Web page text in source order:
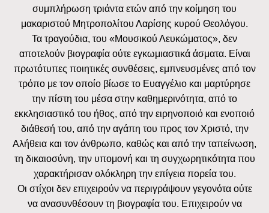
συμπλήρωση τριάντα ετών από την κοίμηση του
μακαριστού Μητροπολίτου Λαρίσης κυρού Θεολόγου.
Τα τραγούδια, του «Μουσικού Λευκώματος», δεν
αποτελούν βιογραφία ούτε εγκωμιαστικά άσματα. Είναι
πρωτότυπες ποιητικές συνθέσεις, εμπνευσμένες από τον
τρόπο με τον οποίο βίωσε το Ευαγγέλιο και μαρτύρησε
την πίστη του μέσα στην καθημερινότητα, από το
εκκλησιαστικό του ήθος, από την ειρηνοποιό και ενοποιό
διάθεσή του, από την αγάπη του προς τον Χριστό, την
Αλήθεια και τον άνθρωπο, καθώς και από την ταπείνωση,
τη δικαιοσύνη, την υπομονή και τη συγχωρητικότητα που
χαρακτήρισαν ολόκληρη την επίγεια πορεία του.
Οι στίχοι δεν επιχειρούν να περιγράψουν γεγονότα ούτε
να ανασυνθέσουν τη βιογραφία του. Επιχειρούν να